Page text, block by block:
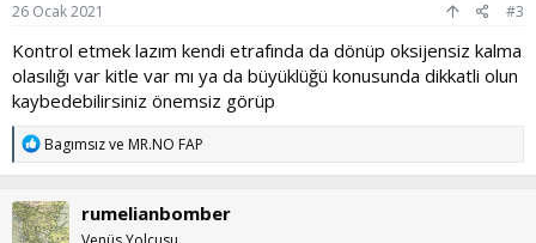
26 Ocak 2021 #3
Kontrol etmek lazım kendi etrafında da dönüp oksijensiz kalma
olasılığı var kitle var mı ya da büyüklüğü konusunda dikkatli olun
kaybedebilirsiniz önemsiz görüp
T
p
k
i
l
Bagımsızve MR.NO FAP
rumelianbomber